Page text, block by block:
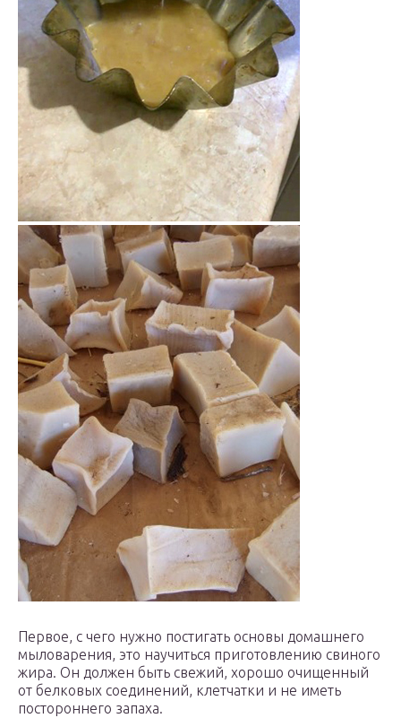
Первое, с чего нужно постигать основы домашнего
мыловарения, это научиться приготовлению свиного
жира. Он должен быть свежий, хорошо очищенный
от белковых соединений, клетчатки и не иметь
постороннего запаха.